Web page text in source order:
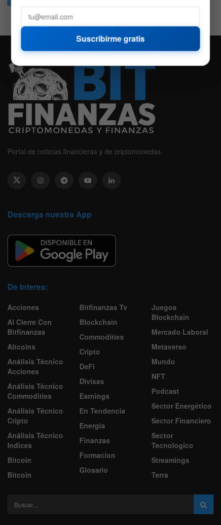
Portal de noticias financieras y de criptomonedas.
Descarga nuestra App
De Interes:
Acciones
Al Cierre Con
Bitfinanzas
Altcoins
Análisis Técnico
Acciones
Análisis Técnico
Commodities
Análisis Técnico
Cripto
Análisis Técnico
Indices
Bitcoin
Bitcoin
Bitfinanzas Tv
Blockchain
Commodities
Cripto
DeFi
Divisas
Earnings
En Tendencia
Energía
Finanzas
Formacion
Glosario
Juegos
Blockchain
Mercado Laboral
Metaverso
Mundo
NFT
Podcast
Sector Energético
Sector Financiero
Sector
Tecnologico
Streamings
Terra
Suscribirme gratis